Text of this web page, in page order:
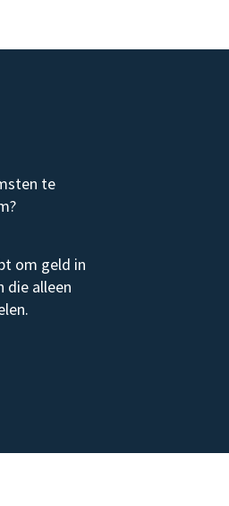
te
om geld in
die alleen